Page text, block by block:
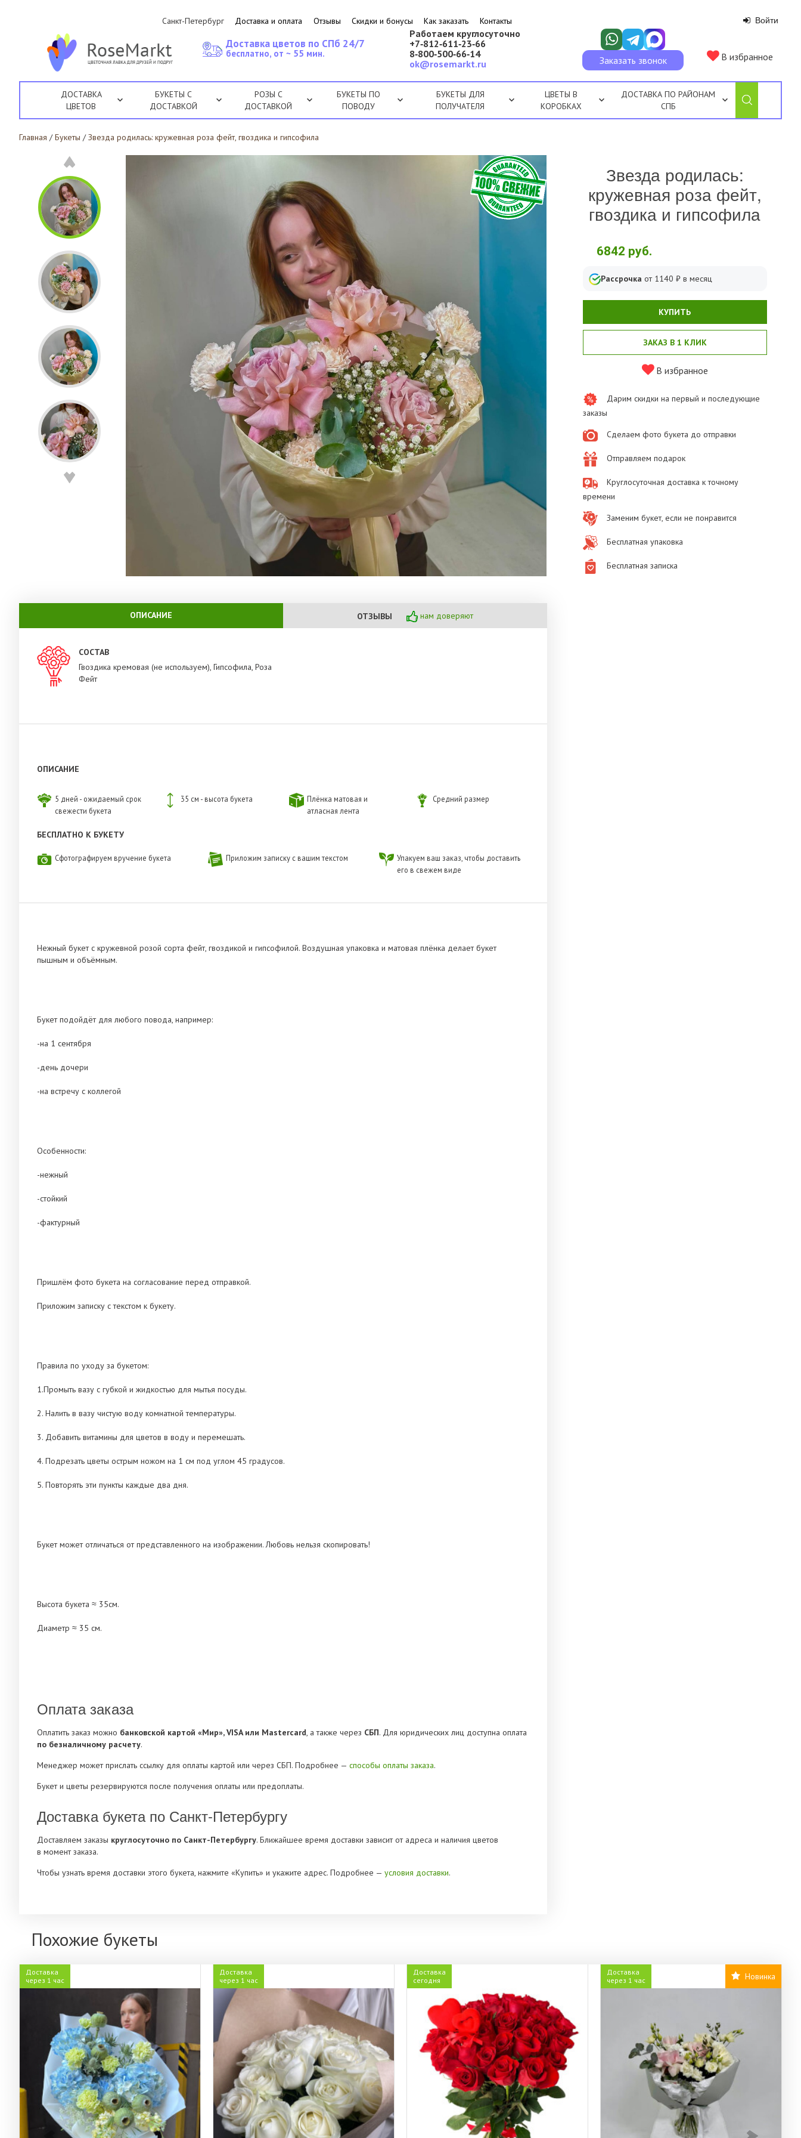
Санкт-Петербург Доставка и оплата Отзывы Скидки и бонусы Как заказать Контакты Войти
Работаем круглосуточно
+7‑812‑611‑23‑66
8‑800‑500‑66‑14
ok@rosemarkt.ru
Заказать звонок В избранное
Доставка цветов по СПб 24/7
бесплатно, от ~ 55 мин.
ДОСТАВКА
ЦВЕТОВ
БУКЕТЫ С
ДОСТАВКОЙ
РОЗЫ С
ДОСТАВКОЙ
БУКЕТЫ ПО
ПОВОДУ
БУКЕТЫ ДЛЯ
ПОЛУЧАТЕЛЯ
ЦВЕТЫ В
КОРОБКАХ
ДОСТАВКА ПО РАЙОНАМ
СПБ
Главная / Букеты / Звезда родилась: кружевная роза фейт, гвоздика и гипсофила
ОПИСАНИЕ ОТЗЫВЫ нам доверяют
СОСТАВ
Гвоздика кремовая (не используем), Гипсофила, Роза
Фейт
ОПИСАНИЕ
5 дней - ожидаемый срок
свежести букета
35 см - высота букета
Плёнка матовая и
атласная лента
Средний размер
БЕСПЛАТНО К БУКЕТУ
Сфотографируем вручение букета Приложим записку с вашим текстом
Упакуем ваш заказ, чтобы доставить
его в свежем виде
Нежный букет с кружевной розой сорта фейт, гвоздикой и гипсофилой. Воздушная упаковка и матовая плёнка делает букет
пышным и объёмным.
Букет подойдёт для любого повода, например:
-на 1 сентября
-день дочери
-на встречу с коллегой
Особенности:
-нежный
-стойкий
-фактурный
Пришлём фото букета на согласование перед отправкой.
Приложим записку с текстом к букету.
Правила по уходу за букетом:
1.Промыть вазу с губкой и жидкостью для мытья посуды.
2. Налить в вазу чистую воду комнатной температуры.
3. Добавить витамины для цветов в воду и перемешать.
4. Подрезать цветы острым ножом на 1 см под углом 45 градусов.
5. Повторять эти пункты каждые два дня.
Букет может отличаться от представленного на изображении. Любовь нельзя скопировать!
Высота букета ≈ 35см.
Диаметр ≈ 35 см.
Оплата заказа
Оплатить заказ можно банковской картой «Мир», VISA или Mastercard, а также через СБП. Для юридических лиц доступна оплата
по безналичному расчету.
Менеджер может прислать ссылку для оплаты картой или через СБП. Подробнее — способы оплаты заказа.
Букет и цветы резервируются после получения оплаты или предоплаты.
Доставка букета по Санкт-Петербургу
Доставляем заказы круглосуточно по Санкт-Петербургу. Ближайшее время доставки зависит от адреса и наличия цветов
в момент заказа.
Чтобы узнать время доставки этого букета, нажмите «Купить» и укажите адрес. Подробнее — условия доставки.
Звезда родилась:
кружевная роза фейт,
гвоздика и гипсофила
6842 руб.
Рассрочка от 1140 ₽ в месяц
КУПИТЬ
ЗАКАЗ В 1 КЛИК
В избранное
Дарим скидки на первый и последующие
заказы
Сделаем фото букета до отправки
Отправляем подарок
Круглосуточная доставка к точному
времени
Заменим букет, если не понравится
Бесплатная упаковка
Бесплатная записка
Похожие букеты
Доставка
через 1 час
Доставка
через 1 час
Доставка
сегодня
Доставка
через 1 час
Новинка